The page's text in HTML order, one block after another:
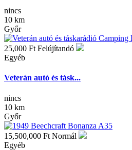
nincs
10 km
Győr
25,000 Ft Felújítandó
Egyéb
Veterán autó és tásk...
nincs
10 km
Győr
15,500,000 Ft Normál
Egyéb